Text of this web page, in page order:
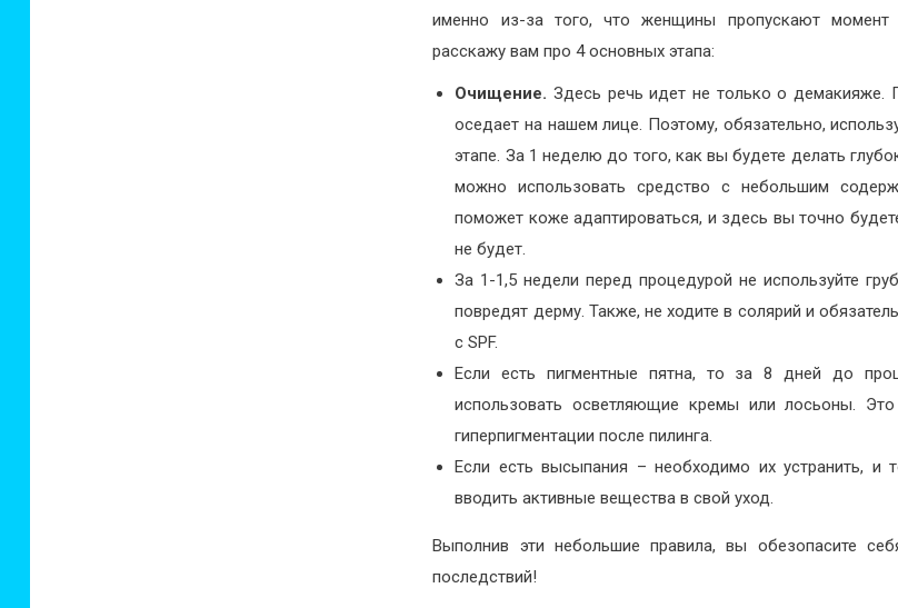
именно из-за того, что женщины пропускают момент
расскажу вам про 4 основных этапа:
Очищение. Здесь речь идет не только о демакияже.
оседает на нашем лице. Поэтому, обязательно,
этапе. За 1 неделю до того, как вы будете делать
можно использовать средство с небольшим
поможет коже адаптироваться, и здесь вы точно
не будет.
За 1-1,5 недели перед процедурой не используйте
повредят дерму. Также, не ходите в солярий и
с SPF.
Если есть пигментные пятна, то за 8 дней до
использовать осветляющие кремы или лосьоны. Это
гиперпигментации после пилинга.
Если есть высыпания – необходимо их устранить, и
вводить активные вещества в свой уход.
Выполнив эти небольшие правила, вы обезопасите
последствий!